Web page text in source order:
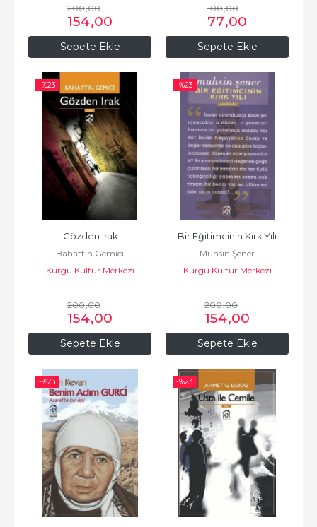
Sepete Ekle
200,00
154,00
Sepete Ekle
100,00
77,00
-%23
Sepete Ekle
Gözden Irak
Bahattin Gemici
Kurgu Kültür Merkezi
200,00
154,00
-%23
Sepete Ekle
Bir Eğitimcinin Kırk Yılı
Muhsin Şener
Kurgu Kültür Merkezi
200,00
154,00
-%23 -%23